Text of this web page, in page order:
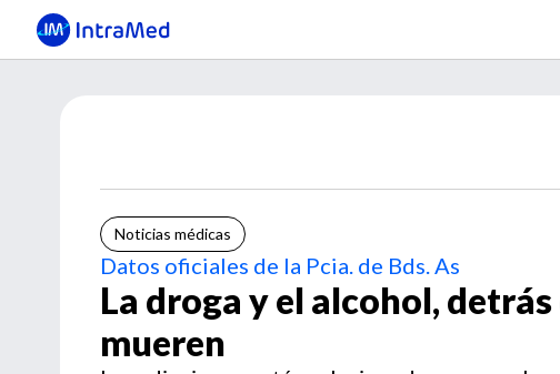
Noticias médicas
Datos oficiales de la Pcia. de Bds. As
La droga y el alcohol,
mueren